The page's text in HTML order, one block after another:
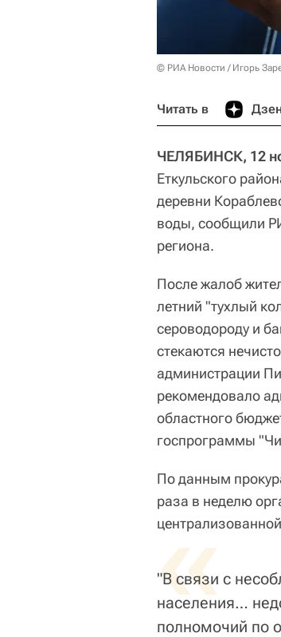
© РИА Новости / Игорь
Читать в
ЧЕЛЯБИНСК, 12
Еткульского
деревни
воды, сообщили
региона.
После жалоб
летний "тухлый
сероводороду и
стекаются
администрации
рекомендовало
областного
госпрограммы
По данным
раза в неделю
«
"В связи с
населения…
полномочий по